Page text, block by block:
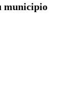
municipio